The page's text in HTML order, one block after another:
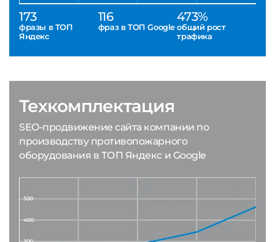
173
фразы в ТОП
Яндекс
116
фраз в ТОП Google
473%
общий рост
трафика
Техкомплектация
SEO-продвижение сайта компании по
производству противопожарного
оборудования в ТОП Яндекс и Google